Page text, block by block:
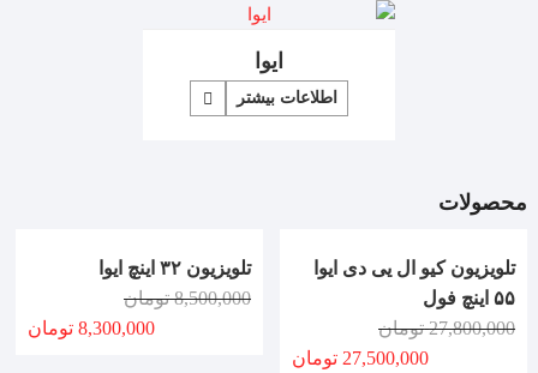
ایوا
اطلاعات بیشتر
محصولات
تلویزیون کیو ال یی دی ایوا
۵۵ اینچ فول
27,800,000 تومان
27,500,000 تومان
تلویزیون ۳۲ اینچ ایوا
8,500,000 تومان
8,300,000 تومان